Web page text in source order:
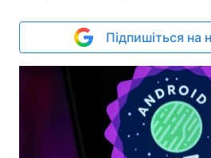
Підпишіться на